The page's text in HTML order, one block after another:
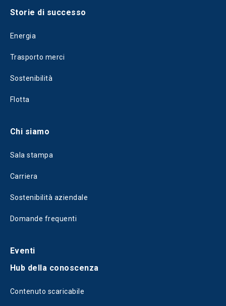
Storie di successo
Energia
Trasporto merci
Sostenibilità
Flotta
Chi siamo
Sala stampa
Carriera
Sostenibilità aziendale
Domande frequenti
Eventi
Hub della conoscenza
Contenuto scaricabile